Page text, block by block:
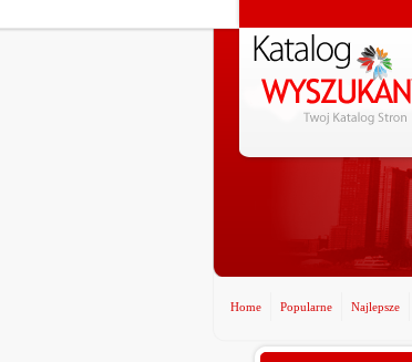
Home Popularne Najlepsze